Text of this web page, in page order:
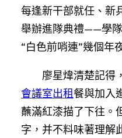
每逢新干部就任、新
舉辦進隊典禮——學
“白色前哨連”幾個年
廖星煒清楚記得
會議室出租餐與加入
蘸滿紅漆描了下往。
字，并不料味著理解